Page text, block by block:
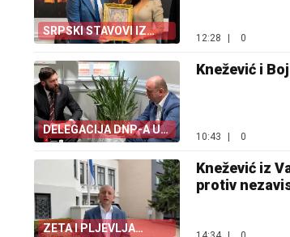
SRPSKI STAVOVI IZ
CRNE GORE
12:28 | 0
DELEGACIJA DNP-A U
SAD
Knežević i
10:43 | 0
ZETA I PLJEVLJA
Knežević iz
protiv